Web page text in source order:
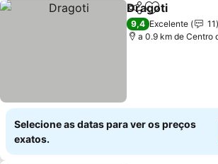
PartilharAdicionar
Dragoti
9,4 Excelente
11
a 0.9 km de Centro
Selecione as datas para ver os preços
exatos.